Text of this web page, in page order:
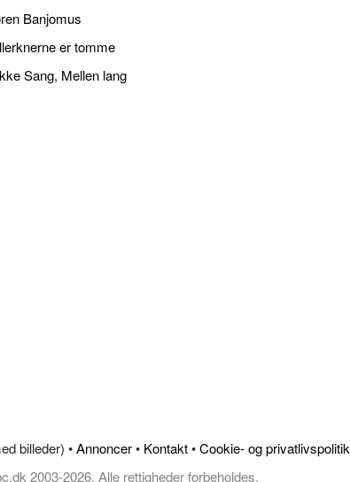
Banjomus
er tomme
Sang, Mellen lang
billeder) •Annoncer• Kontakt•Cookie- og privatlivspolitik
2003-2026, Alle rettigheder forbeholdes.